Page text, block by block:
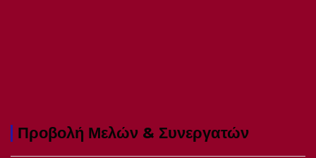
Προβολή Μελών & Συνεργατών